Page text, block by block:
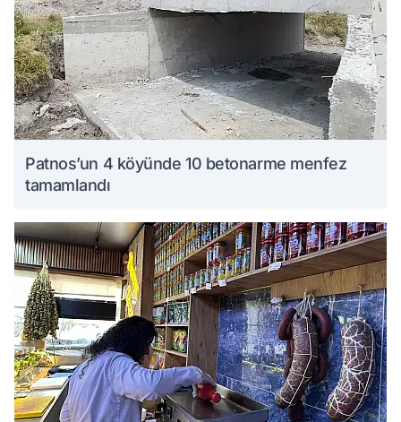
Patnos’un 4 köyünde 10 betonarme menfez
tamamlandı